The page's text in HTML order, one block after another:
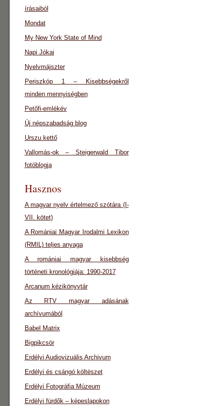
írásaiból
Mondat
My New York State of Mind
Napi Jókai
Nyelvmájszter
Periszkóp 1 – Kisebbségekről
minden mennyiségben
Petőfi-emlékév
Új népszabadság blog
Urszu kettő
Vallomás-ok – Steigerwald Tibor
fotóblogja
Hasznos
A magyar nyelv értelmező szótára (I-
VII. kötet)
A Romániai Magyar Irodalmi Lexikon
(RMIL) teljes anyaga
A romániai magyar kisebbség
történeti kronológiája: 1990-2017
Arcanum kézikönyvtár
Az RTV magyar adásának
archívumából
Babel Matrix
Bigpikcsör
Erdélyi Audiovizuális Archivum
Erdélyi és csángó költészet
Erdélyi Fotográfia Múzeum
Erdélyi fürdők – képeslapokon